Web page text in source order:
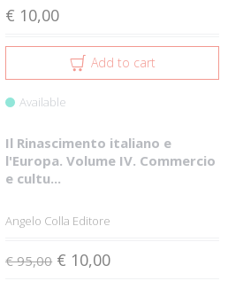
€ 10,00
Add to cart
Available
Il Rinascimento italiano e
l'Europa. Volume IV. Commercio
e cultu...
Angelo Colla Editore
€ 95,00 € 10,00